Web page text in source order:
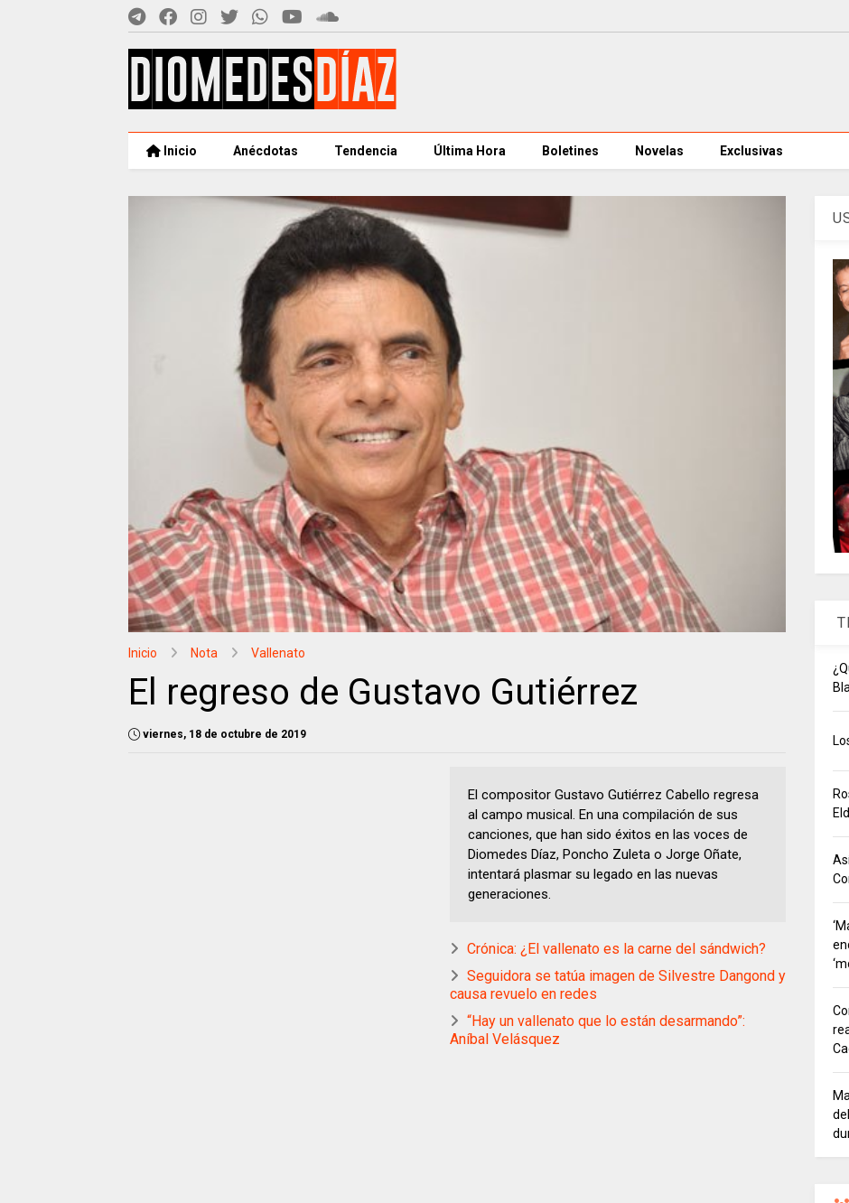
Inicio Anécdotas Tendencia Última Hora Boletines Novelas Exclusivas
Inicio Nota Vallenato
El regreso de Gustavo Gutiérrez
viernes, 18 de octubre de 2019
El compositor Gustavo Gutiérrez Cabello regresa
al campo musical. En una compilación de sus
canciones, que han sido éxitos en las voces de
Diomedes Díaz, Poncho Zuleta o Jorge Oñate,
intentará plasmar su legado en las nuevas
generaciones.
Crónica: ¿El vallenato es la carne del sándwich?
Seguidora se tatúa imagen de Silvestre Dangond y
causa revuelo en redes
“Hay un vallenato que lo están desarmando”:
Aníbal Velásquez